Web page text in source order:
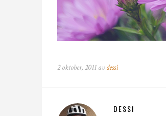
2 oktober, 2011 avdessi
DESSI